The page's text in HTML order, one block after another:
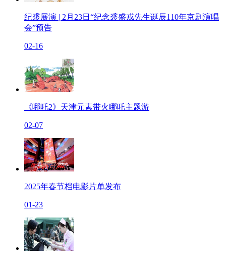
纪裘展演 | 2月23日“纪念裘盛戎先生诞辰110年京剧演唱
会”预告
02-16
《哪吒2》天津元素带火哪吒主题游
02-07
2025年春节档电影片单发布
01-23